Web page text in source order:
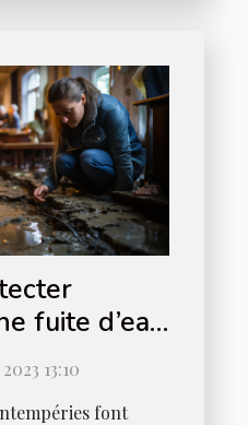
fuite d’eau
13:10
font